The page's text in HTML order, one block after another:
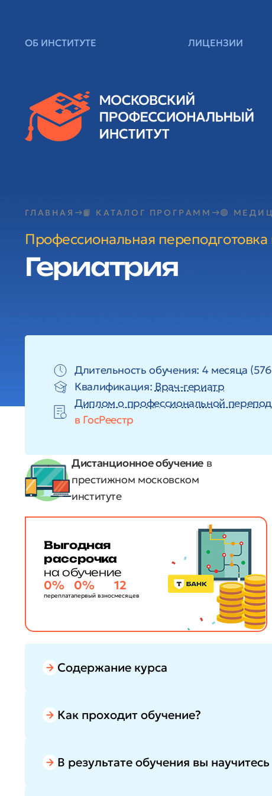
ОБ ИНСТИТУТЕ ЛИЦЕНЗИИ
ГЛАВНАЯ 📙 КАТАЛОГ ПРОГРАММ 🟢
Профессиональная
Гериатрия
Длительность обучения: 4 месяца
Квалификация: Врач-гериатр
Диплом о профессиональной
в ГосРеестр
Дистанционное обучение в
престижном московском
институте
Выгодная
рассрочка
на обучение
0%
переплата
0%
первый взнос
12
месяцев
Содержание курса
Как проходит обучение?
В результате обучения вы научитесь